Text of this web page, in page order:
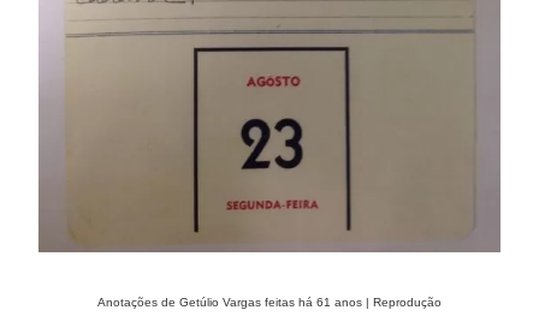
Anotações de Getúlio Vargas feitas há 61 anos | Reprodução